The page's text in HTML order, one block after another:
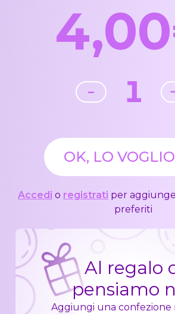
- 1
OK, LO
Accedi o registrati per
preferiti
Al regalo
pensiamo
Aggiungi una confezione